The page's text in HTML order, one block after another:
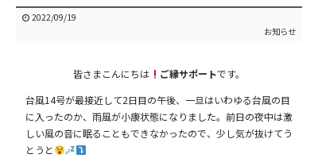
2022/09/19
お知らせ
皆さまこんにちは ご縁サポートです。
台風14号が最接近して2日目の午後、一旦はいわゆる台風の目
に入ったのか、雨風が小康状態になりました。前日の夜中は激
しい風の音に眠ることもできなかったので、少し気が抜けてう
とうと